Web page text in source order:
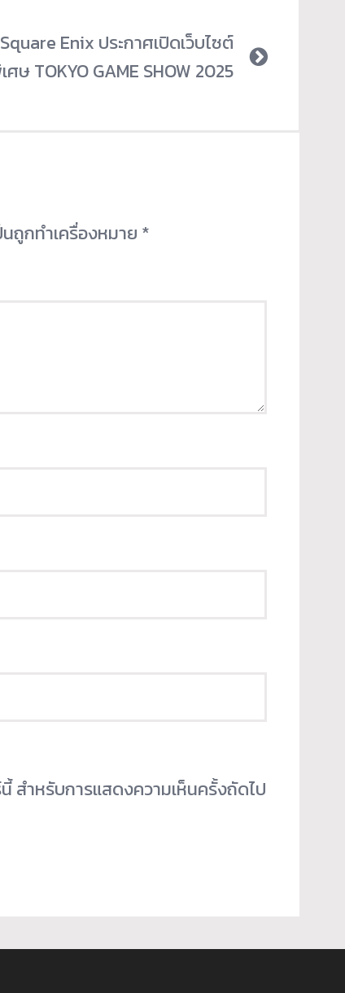
Square Enix ประกาศเปิดเว็บไซต์
ศษ TOKYO GAME SHOW 2025
ถูกทำเครื่องหมาย *
สำหรับการแสดงความเห็นครั้งถัดไป